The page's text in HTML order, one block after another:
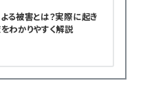
る被害とは？実際に起き
わかりやすく解説